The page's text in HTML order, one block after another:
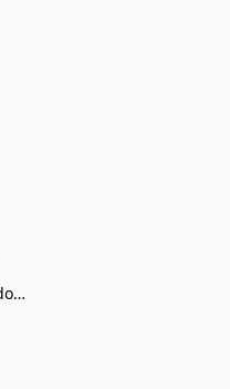
Handgemaakte keramiek door Clay-Obscuur